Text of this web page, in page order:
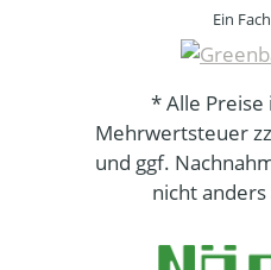
Ein
* Alle Preise
Mehrwertsteuer
und ggf.
nicht